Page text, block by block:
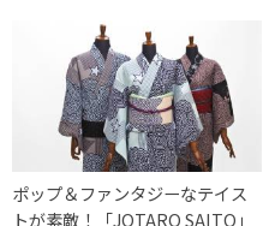
ポップ＆ファンタジーなテイス
トが素敵！「JOTARO SAITO」